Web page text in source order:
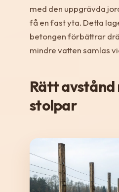
med den uppgrävda
få en fast yta. Detta
betongen förbättrar
mindre vatten samlas
Rätt avstånd
stolpar